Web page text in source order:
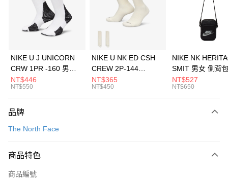
合作金庫商業銀行
第一商業銀行
華南商業銀行
彰化商業銀行
上海商業儲蓄銀行
元大商業銀行
台灣樂天信用卡公司
Apple Pay
全盈+PAY
AFTEE先享後付
【關於「AFTEE先享後付」】
便利好安心！
３．安心：先確認商品／服務後，再付款。
【「AFTEE先享後付」結帳流程】
運送方式
每筆NT$100，滿NT$1,500(含以上)免運費
宅配
NIKE U J UNICORN
CRW 1PR -160 男女
中統襪 FZ3393100
NT$446
NT$550
NIKE U NK ED CSH
CREW 2P-144
EMBRDY 男女 短統襪
FZ3073133
NT$365
NT$450
NIKE NK
SMIT 男女 側背
BA5871010
NT$527
NT$650
品牌
The North Face
商品特色
商品編號